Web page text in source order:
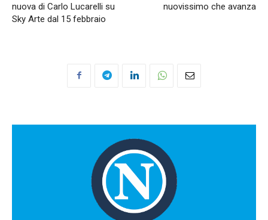
nuova di Carlo Lucarelli su
Sky Arte dal 15 febbraio
nuovissimo che avanza